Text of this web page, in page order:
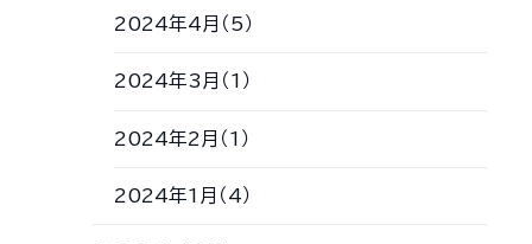
2024年4月（5）
2024年3月（1）
2024年2月（1）
2024年1月（4）